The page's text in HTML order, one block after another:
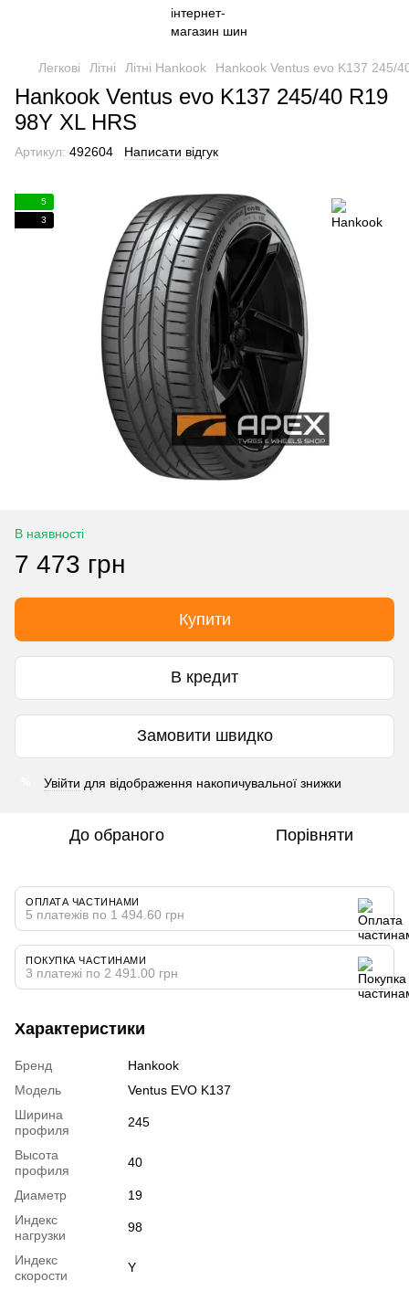
Легкові Літні Літні Hankook Hankook Ventus evo K137 245/
Hankook Ventus evo K137 245/40 R19
98Y XL HRS
Артикул: 492604 Написати відгук
5
3
В наявності
7 473 грн
Купити
В кредит
Замовити швидко
Увійти для відображення накопичувальної знижки
До обраного Порівняти
ОПЛАТА ЧАСТИНАМИ
5 платежів по 1 494.60 грн
ПОКУПКА ЧАСТИНАМИ
3 платежі по 2 491.00 грн
Характеристики
Бренд
Hankook
Модель
Ventus EVO K137
Ширина
профиля
245
Высота
профиля
40
Диаметр
19
Индекс
нагрузки
98
Индекс
скорости
Y